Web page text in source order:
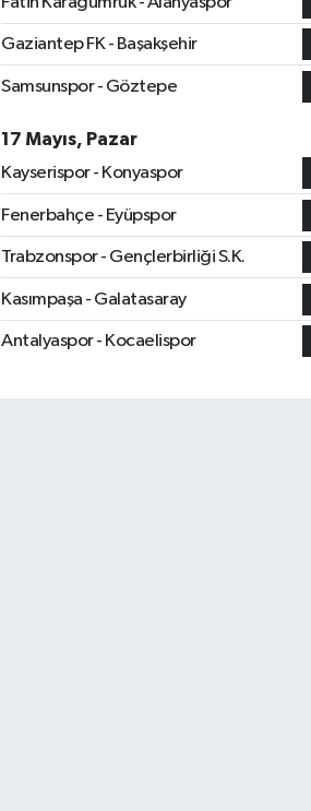
Gaziantep FK - Başakşehir
Samsunspor - Göztepe
17 Mayıs, Pazar
Kayserispor - Konyaspor
Fenerbahçe - Eyüpspor
Trabzonspor - Gençlerbirliği S.K.
Kasımpaşa - Galatasaray
Antalyaspor - Kocaelispor